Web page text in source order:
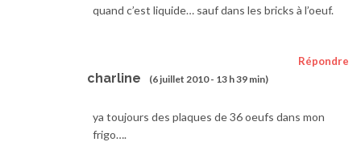
quand c’est liquide… sauf dans les bricks à l’oeuf.
charline (6 juillet 2010 - 13 h 39 min)
Répondre
ya toujours des plaques de 36 oeufs dans mon
frigo….